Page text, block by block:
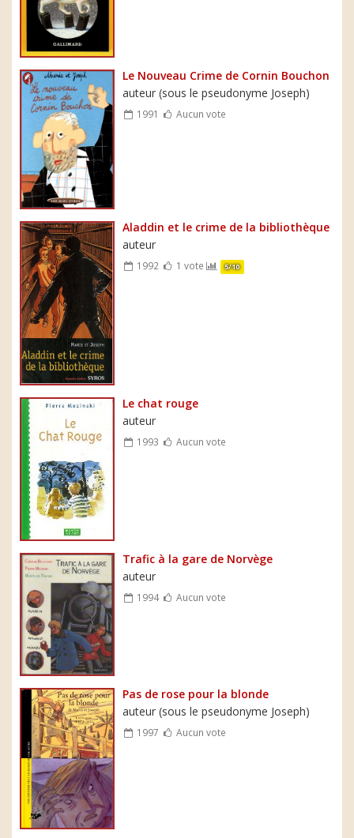
Le Nouveau Crime de Cornin Bouchon
auteur (sous le pseudonyme Joseph)
1991 Aucun vote
Aladdin et le crime de la bibliothèque
auteur
1992 1 vote 5/10
Le chat rouge
auteur
1993 Aucun vote
Trafic à la gare de Norvège
auteur
1994 Aucun vote
Pas de rose pour la blonde
auteur (sous le pseudonyme Joseph)
1997 Aucun vote